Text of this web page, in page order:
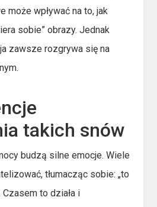
może wpływać na to, jak
sobie” obrazy. Jednak
zawsze rozgrywa się na
takich snów
budzą silne emocje. Wiele
tłumacząc sobie: „to
Czasem to działa i